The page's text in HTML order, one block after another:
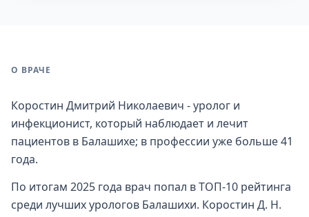
О ВРАЧЕ
Коростин Дмитрий Николаевич - уролог и
инфекционист, который наблюдает и лечит
пациентов в Балашихе; в профессии уже больше 41
года.
По итогам 2025 года врач попал в ТОП-10 рейтинга
среди лучших урологов Балашихи. Коростин Д. Н.